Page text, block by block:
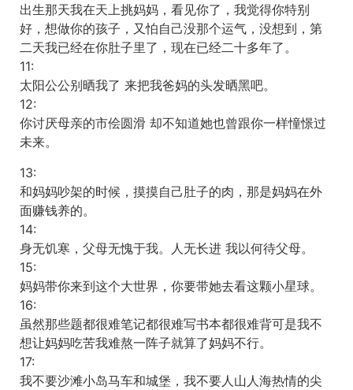
出生那天我在天上挑妈妈，看见你了，我觉得你特别
好，想做你的孩子，又怕自己没那个运气，没想到，第
二天我已经在你肚子里了，现在已经二十多年了。
11:
太阳公公别晒我了 来把我爸妈的头发晒黑吧。
12:
你讨厌母亲的市侩圆滑 却不知道她也曾跟你一样憧憬过
未来。
13:
和妈妈吵架的时候，摸摸自己肚子的肉，那是妈妈在外
面赚钱养的。
14:
身无饥寒，父母无愧于我。人无长进 我以何待父母。
15:
妈妈带你来到这个大世界，你要带她去看这颗小星球。
16:
虽然那些题都很难笔记都很难写书本都很难背可是我不
想让妈妈吃苦我难熬一阵子就算了妈妈不行。
17:
我不要沙滩小岛马车和城堡，我不要人山人海热情的尖